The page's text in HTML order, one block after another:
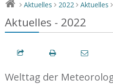
> Aktuelles > 2022 > Aktuelles >
Aktuelles - 2022
Welttag der